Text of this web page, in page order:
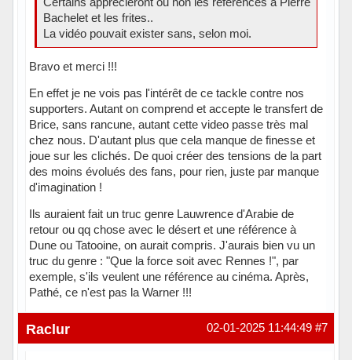
Bachelet et les frites..
La vidéo pouvait exister sans, selon moi.
Bravo et merci !!!
En effet je ne vois pas l'intérêt de ce tackle contre nos
supporters. Autant on comprend et accepte le transfert de
Brice, sans rancune, autant cette video passe très mal
chez nous. D'autant plus que cela manque de finesse et
joue sur les clichés. De quoi créer des tensions de la part
des moins évolués des fans, pour rien, juste par manque
d'imagination !
Ils auraient fait un truc genre Lauwrence d'Arabie de
retour ou qq chose avec le désert et une référence à
Dune ou Tatooine, on aurait compris. J'aurais bien vu un
truc du genre : "Que la force soit avec Rennes !", par
exemple, s'ils veulent une référence au cinéma. Après,
Pathé, ce n'est pas la Warner !!!
Hors ligne #7
02-01-2025 11:44:49
Raclur